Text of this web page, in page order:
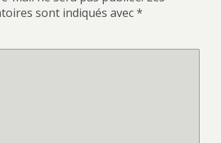
sont indiqués avec*